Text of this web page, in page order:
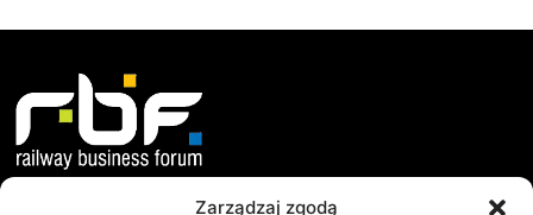
Zarządzaj zgodą